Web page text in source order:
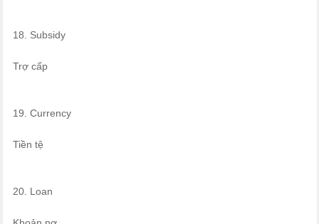
18. Subsidy
Trợ cấp
19. Currency
Tiền tệ
20. Loan